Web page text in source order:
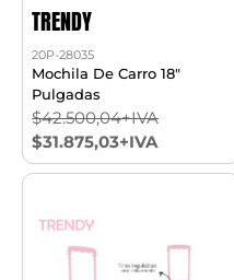
TRENDY
20P-28035
Mochila De Carro 18"
Pulgadas
$42.500,04+IVA
$31.875,03+IVA